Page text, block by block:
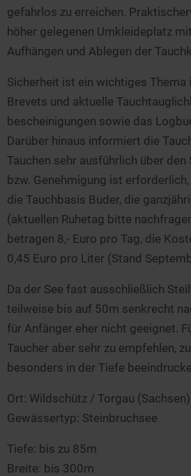
gefahrlos zu erreichen.
höher gelegenen Umkleideplatz
Aufhängen und Ablegen der
Sicherheit ist ein wichtiges Thema
Brevets und aktuelle
bescheinigungen sowie das
Darüber hinaus informiert die
Tauchen sehr ausführlich über den
bzw. Genehmigung ist
die Tauchbasis Buder, die
(aktuellen Ruhetag bitte
betragen 8,- Euro pro Tag, die
0,45 Euro pro Liter (Stand
Da der See fast ausschließlich
teilweise bis auf 50m senkrecht
für Anfänger eher nicht geeignet.
Taucher aber sehr zu empfehlen,
besonders in der Tiefe
Ort: Wildschütz / Torgau (Sachsen)
Gewässertyp: Steinbruchsee
Tiefe: bis zu 85m
Breite: bis 300m